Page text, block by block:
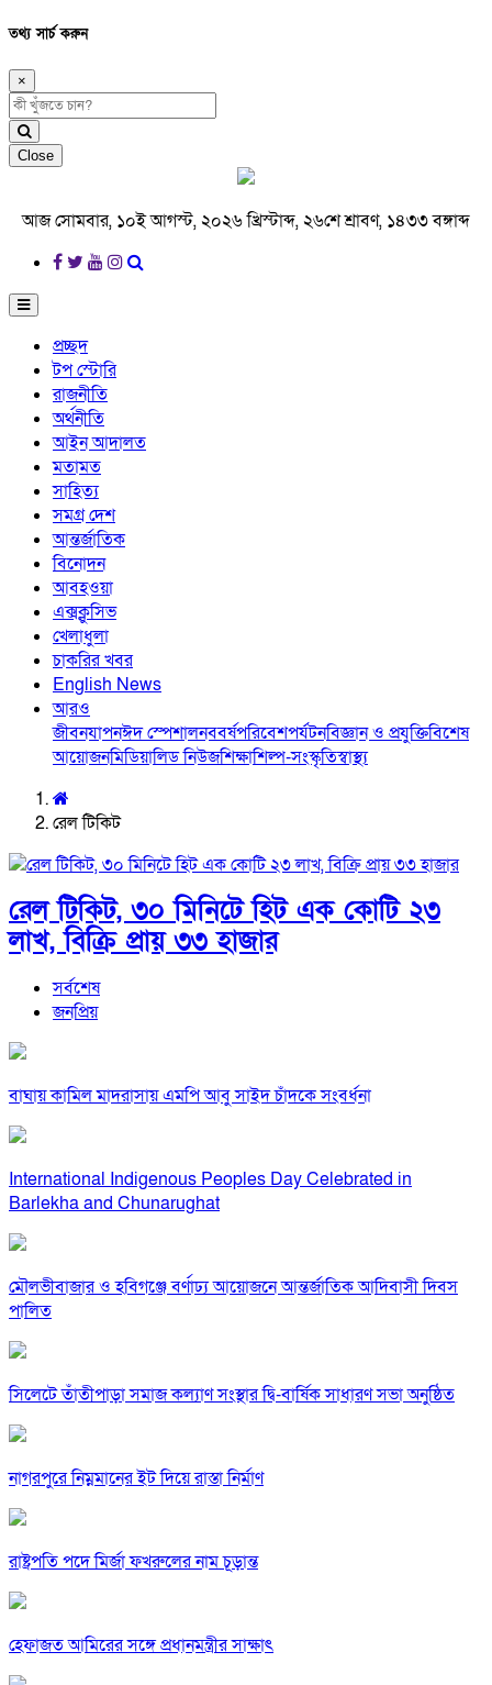
তথ্য সার্চ করুন
×
Close
আজ সোমবার, ১০ই আগস্ট, ২০২৬ খ্রিস্টাব্দ, ২৬শে শ্রাবণ, ১৪৩৩ বঙ্গাব্দ
প্রচ্ছদ
টপ স্টোরি
রাজনীতি
অর্থনীতি
আইন আদালত
মতামত
সাহিত্য
সমগ্র দেশ
আন্তর্জাতিক
বিনোদন
আবহওয়া
এক্সক্লুসিভ
খেলাধুলা
চাকরির খবর
English News
আরও
জীবনযাপনঈদ স্পেশালনববর্ষপরিবেশপর্যটনবিজ্ঞান ও প্রযুক্তিবিশেষ
আয়োজনমিডিয়ালিড নিউজশিক্ষাশিল্প-সংস্কৃতিস্বাস্থ্য
রেল টিকিট
রেল টিকিট, ৩০ মিনিটে হিট এক কোটি ২৩
লাখ, বিক্রি প্রায় ৩৩ হাজার
সর্বশেষ
জনপ্রিয়
বাঘায় কামিল মাদরাসায় এমপি আবু সাইদ চাঁদকে সংবর্ধনা
International Indigenous Peoples Day Celebrated in
Barlekha and Chunarughat
মৌলভীবাজার ও হবিগঞ্জে বর্ণাঢ্য আয়োজনে আন্তর্জাতিক আদিবাসী দিবস
পালিত
সিলেটে তাঁতীপাড়া সমাজ কল্যাণ সংস্থার দ্বি-বার্ষিক সাধারণ সভা অনুষ্ঠিত
নাগরপুরে নিম্নমানের ইট দিয়ে রাস্তা নির্মাণ
রাষ্ট্রপতি পদে মির্জা ফখরুলের নাম চূড়ান্ত
হেফাজত আমিরের সঙ্গে প্রধানমন্ত্রীর সাক্ষাৎ